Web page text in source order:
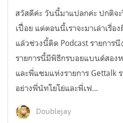
สวัสดีค่ะ วันนี้มาแปลกค่ะ ปกติจ
เปืื่อย แต่ตอนนี้เราจะมาเล่าเรื่อ
แล้วช่วงนี้ติด Podcast รายการนึ
รายการนี้มีพิธีกรบอยแบนด์สอง
และพี่แซมแห่งรายการ Gettalk
อย่างพี่นัทโยโย่และพี่เฟ...
Doublejay